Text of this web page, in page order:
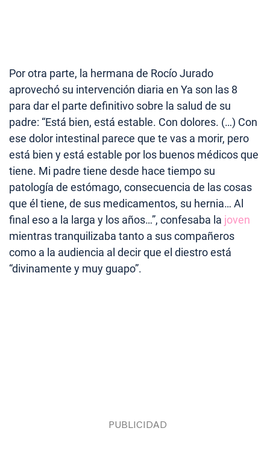
Por otra parte, la hermana de Rocío Jurado
aprovechó su intervención diaria en Ya son las 8
para dar el parte definitivo sobre la salud de su
padre: “Está bien, está estable. Con dolores. (…) Con
ese dolor intestinal parece que te vas a morir, pero
está bien y está estable por los buenos médicos que
tiene. Mi padre tiene desde hace tiempo su
patología de estómago, consecuencia de las cosas
que él tiene, de sus medicamentos, su hernia… Al
final eso a la larga y los años…”, confesaba la joven
mientras tranquilizaba tanto a sus compañeros
como a la audiencia al decir que el diestro está
“divinamente y muy guapo”.